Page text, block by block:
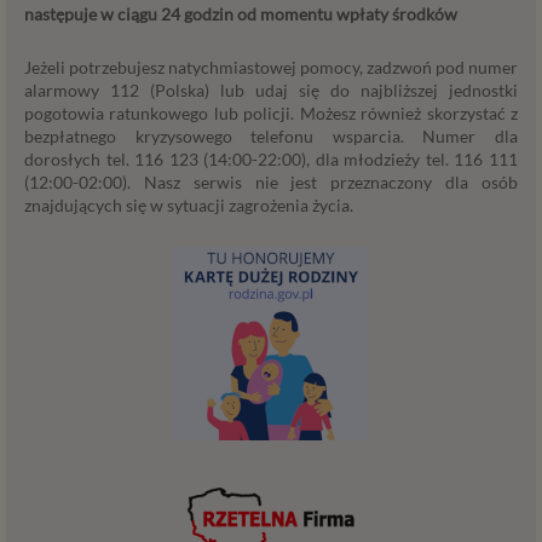
następuje w ciągu 24 godzin od momentu wpłaty środków
Jeżeli potrzebujesz natychmiastowej pomocy, zadzwoń pod numer
alarmowy 112 (Polska) lub udaj się do najbliższej jednostki
pogotowia ratunkowego lub policji. Możesz również skorzystać z
bezpłatnego kryzysowego telefonu wsparcia. Numer dla
dorosłych tel. 116 123 (14:00-22:00), dla młodzieży tel. 116 111
(12:00-02:00). Nasz serwis nie jest przeznaczony dla osób
znajdujących się w sytuacji zagrożenia życia.
podstawa przetwarzania danych dotyczy
uzasadnione z uwagi na nasze usprawiedliwione
potrzeby, co obejmuje między innymi konieczność
zapewnienia bezpieczeństwa usługi (np.
sprawdzenie, czy do Twojego konta nie loguje się
nieuprawniona osoba), dokonanie pomiarów
statystycznych, ulepszania naszych usług i
użytkowników (np. personalizowanie treści w
usługach) jak również prowadzenie marketingu i
promocji własnych usług administratora
Psychorada.pl w serwisie administratora (np. jeśli
interesujesz się psychologią dziecka i oglądasz
materiały na ten temat w Psychorada.pl to możemy
Ci wyświetlić reklamę na podobny temat).
Twoja dobrowolna zgoda. Aby móc pokazać
usługi, których możesz potrzebować) reklamodawcy
i ich przedstawiciele muszą mieć możliwość